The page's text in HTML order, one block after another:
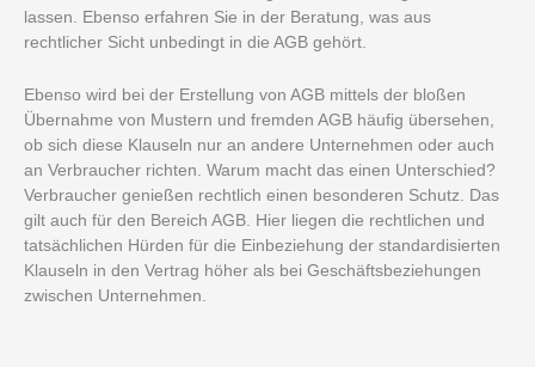
lassen. Ebenso erfahren Sie in der Beratung, was aus
rechtlicher Sicht unbedingt in die AGB gehört.
Ebenso wird bei der Erstellung von AGB mittels der bloßen
Übernahme von Mustern und fremden AGB häufig übersehen,
ob sich diese Klauseln nur an andere Unternehmen oder auch
an Verbraucher richten. Warum macht das einen Unterschied?
Verbraucher genießen rechtlich einen besonderen Schutz. Das
gilt auch für den Bereich AGB. Hier liegen die rechtlichen und
tatsächlichen Hürden für die Einbeziehung der standardisierten
Klauseln in den Vertrag höher als bei Geschäftsbeziehungen
zwischen Unternehmen.